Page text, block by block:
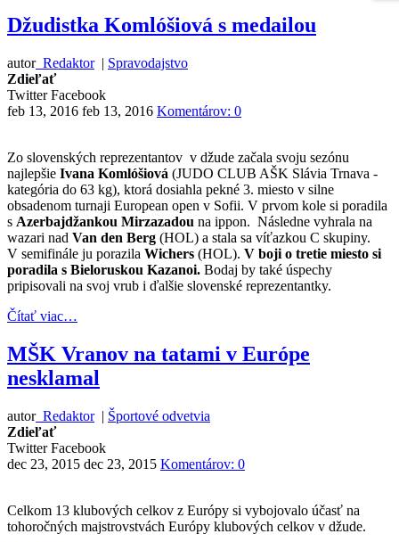
Džudistka Komlóšiová s medailou
autor Redaktor | Spravodajstvo
Zdieľať
Twitter Facebook
feb 13, 2016 feb 13, 2016 Komentárov: 0
Zo slovenských reprezentantov v džude začala svoju sezónu
najlepšie Ivana Komlóšiová (JUDO CLUB AŠK Slávia Trnava -
kategória do 63 kg), ktorá dosiahla pekné 3. miesto v silne
obsadenom turnaji European open v Sofii. V prvom kole si poradila
s Azerbajdžankou Mirzazadou na ippon. Následne vyhrala na
wazari nad Van den Berg (HOL) a stala sa víťazkou C skupiny.
V semifinále ju porazila Wichers (HOL). V boji o tretie miesto si
poradila s Bieloruskou Kazanoi. Bodaj by také úspechy
pripisovali na svoj vrub i ďalšie slovenské reprezentantky.
Čítať viac…
MŠK Vranov na tatami v Európe
nesklamal
autor Redaktor | Športové odvetvia
Zdieľať
Twitter Facebook
dec 23, 2015 dec 23, 2015 Komentárov: 0
Celkom 13 klubových celkov z Európy si vybojovalo účasť na
tohoročných majstrovstvách Európy klubových celkov v džude.